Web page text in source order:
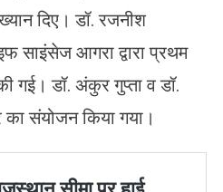
दिए। डॉ. रजनीश
साइंसेज आगरा द्वारा प्रथम
गई। डॉ. अंकुर गुप्ता व डॉ.
का संयोजन किया गया।